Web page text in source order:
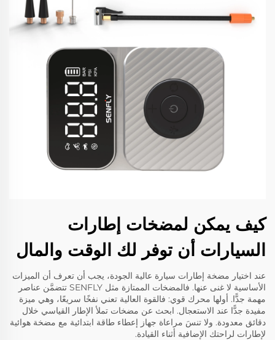
كيف يمكن لمضخات إطارات
السيارات أن توفر لك الوقت والمال
عند اختيار مضخة إطارات سيارة عالية الجودة، يجب أن تعرف أن الميزات
الأساسية لا غنى عنها. فالمضخات الممتازة مثل SENFLY تتضمَّن عناصر
مهمة جدًّا. أولها محرك قوي: فالقوة العالية تعني نفخًا سريعًا، وهي ميزة
مفيدة جدًّا عند الاستعجال. ابحث عن مضخات تملأ الإطار القياسي خلال
دقائق معدودة. ولا تنسَ مراعاة جهاز إعطاء طاقة ابتدائية مع مضخة هوائية
لإطارات لراحتك الإضافية أثناء القيادة.